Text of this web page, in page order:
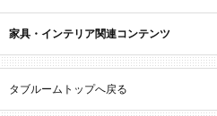
家具・インテリア関連コンテンツ
タブルームトップへ戻る